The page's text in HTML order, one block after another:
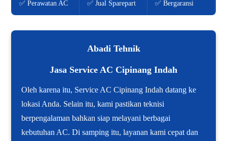
✅ Perawatan AC ✅ Jual Sparepart ✅ Bergaransi
Abadi Tehnik
Jasa Service AC Cipinang Indah
Oleh karena itu, Service AC Cipinang Indah datang ke
lokasi Anda. Selain itu, kami pastikan teknisi
berpengalaman bahkan siap melayani berbagai
kebutuhan AC. Di samping itu, layanan kami cepat dan